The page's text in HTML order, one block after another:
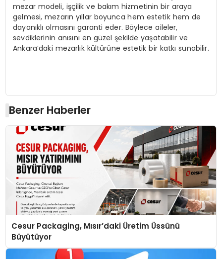
mezar modeli, işçilik ve bakım hizmetinin bir araya
gelmesi, mezarın yıllar boyunca hem estetik hem de
dayanıklı olmasını garanti eder. Böylece aileler,
sevdiklerinin anısını en güzel şekilde yaşatabilir ve
Ankara’daki mezarlık kültürüne estetik bir katkı sunabilir.
Benzer Haberler
Cesur Packaging, Mısır’daki Üretim Üssünü
Büyütüyor